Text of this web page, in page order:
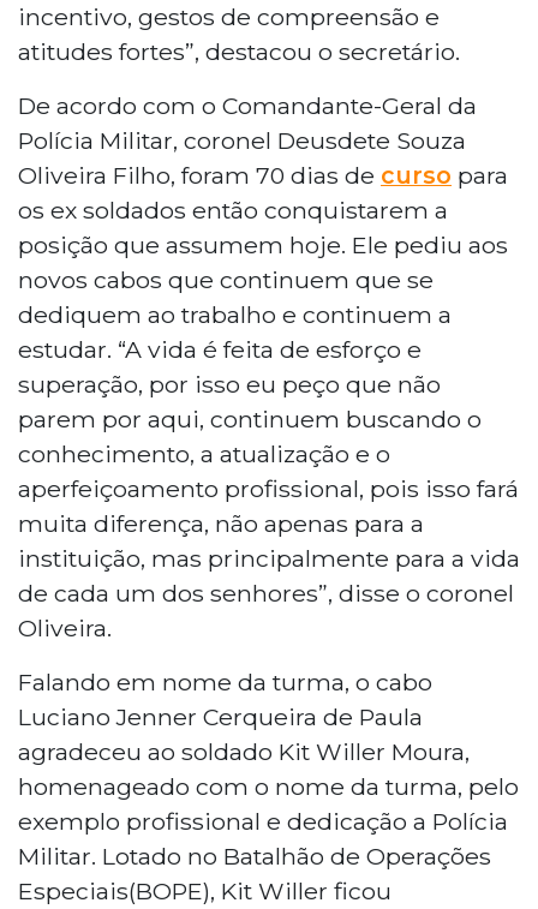
incentivo, gestos de compreensão e
atitudes fortes”, destacou o secretário.
De acordo com o Comandante-Geral da
Polícia Militar, coronel Deusdete Souza
Oliveira Filho, foram 70 dias de curso para
os ex soldados então conquistarem a
posição que assumem hoje. Ele pediu aos
novos cabos que continuem que se
dediquem ao trabalho e continuem a
estudar. “A vida é feita de esforço e
superação, por isso eu peço que não
parem por aqui, continuem buscando o
conhecimento, a atualização e o
aperfeiçoamento profissional, pois isso fará
muita diferença, não apenas para a
instituição, mas principalmente para a vida
de cada um dos senhores”, disse o coronel
Oliveira.
Falando em nome da turma, o cabo
Luciano Jenner Cerqueira de Paula
agradeceu ao soldado Kit Willer Moura,
homenageado com o nome da turma, pelo
exemplo profissional e dedicação a Polícia
Militar. Lotado no Batalhão de Operações
Especiais(BOPE), Kit Willer ficou